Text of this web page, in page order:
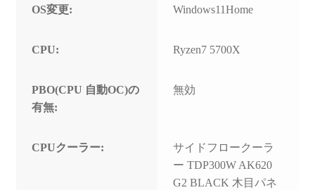
OS変更: Windows11Home
CPU: Ryzen7 5700X
PBO(CPU 自動OC)の
有無:
無効
CPUクーラー:
サイドフロークーラ
ー TDP300W AK620
G2 BLACK 木目パネ